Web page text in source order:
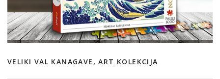
VELIKI VAL KANAGAVE, ART KOLEKCIJA